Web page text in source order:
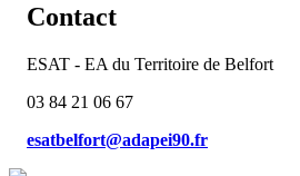
Contact
ESAT - EA du Territoire de Belfort
03 84 21 06 67
esatbelfort@adapei90.fr